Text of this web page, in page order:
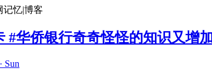
记忆|博客
#华侨银行奇奇怪怪的知识又增
Sun